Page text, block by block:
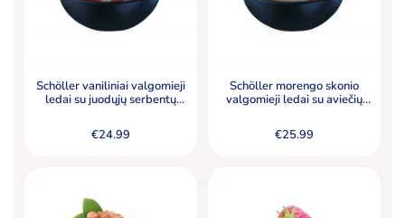
Schöller vaniliniai valgomieji
ledai su juodųjų serbentų
€24.99
Schöller morengo skonio
valgomieji ledai su aviečių
gabalėliais (0,7 %), 5000 ml
€25.99